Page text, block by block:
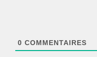
0 COMMENTAIRES